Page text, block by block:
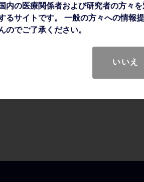
内の医療関係者および研究者の方々
るサイトです。 一般の方々への情報
のでご了承ください。
いいえ